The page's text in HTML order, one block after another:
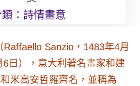
類：詩情畫意
Raffaello Sanzio，1483年4月
6日），意大利著名畫家和建
米高安哲羅齊名，並稱為